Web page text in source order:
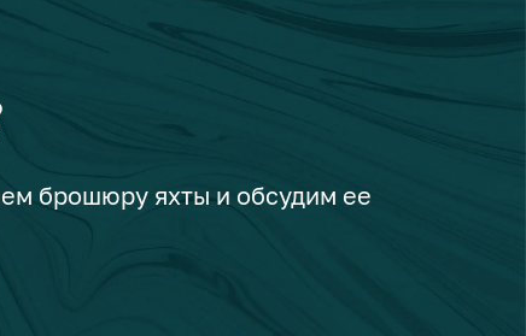
брошюру яхты и обсудим ее